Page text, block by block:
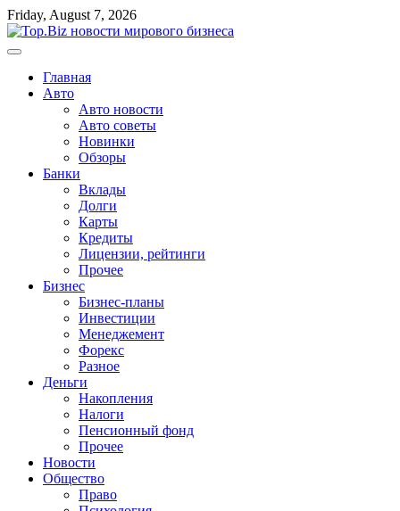
Перейти
к
содержимому
Friday, August 7, 2026
Главная
Авто
Авто новости
Авто советы
Новинки
Обзоры
Банки
Вклады
Долги
Карты
Кредиты
Лицензии, рейтинги
Прочее
Бизнес
Бизнес-планы
Инвестиции
Менеджемент
Форекс
Разное
Деньги
Накопления
Налоги
Пенсионный фонд
Прочее
Новости
Общество
Право